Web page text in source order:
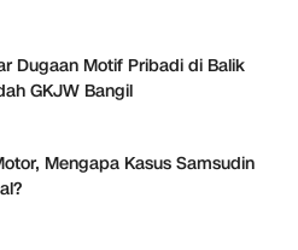
Dugaan Motif Pribadi di Balik
GKJW Bangil
Mengapa Kasus Samsudin